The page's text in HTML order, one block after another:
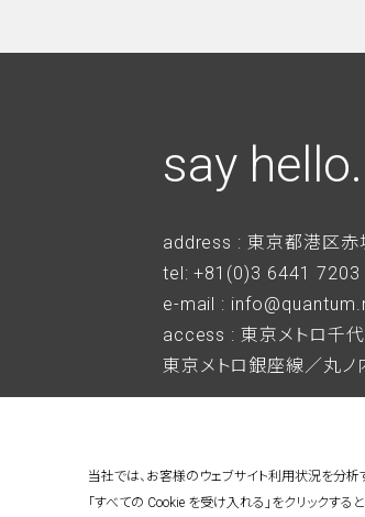
say hello.
address : 東京都港区
tel: +81(0)3 6441 7203
e-mail :
access : 東京メトロ千代
東京メトロ銀座線／丸ノ
当社では、お客様のウェブサイト利用状況を分析
「すべての Cookie を受け入れる」をクリックする